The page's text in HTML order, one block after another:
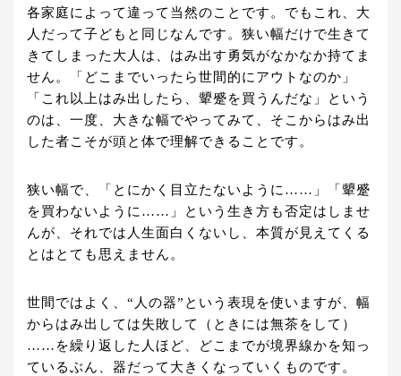
各家庭によって違って当然のことです。でもこれ、大
人だって子どもと同じなんです。狭い幅だけで生きて
きてしまった大人は、はみ出す勇気がなかなか持てま
せん。「どこまでいったら世間的にアウトなのか」
「これ以上はみ出したら、顰蹙を買うんだな」という
のは、一度、大きな幅でやってみて、そこからはみ出
した者こそが頭と体で理解できることです。
狭い幅で、「とにかく目立たないように……」「顰蹙
を買わないように……」という生き方も否定はしませ
んが、それでは人生面白くないし、本質が見えてくる
とはとても思えません。
世間ではよく、“人の器”という表現を使いますが、幅
からはみ出しては失敗して（ときには無茶をして）
……を繰り返した人ほど、どこまでが境界線かを知っ
ているぶん、器だって大きくなっていくものです。